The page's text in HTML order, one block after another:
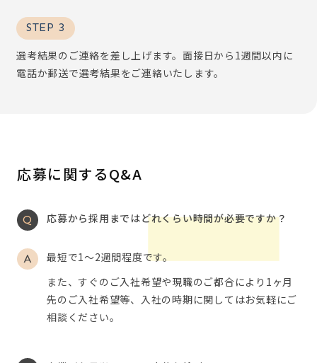
STEP 3
選考結果のご連絡を差し上げます。面接日から1週間以内に
電話か郵送で選考結果をご連絡いたします。
応募に関するQ&A
応募から採用まではどれくらい時間が必要ですか？
最短で1～2週間程度です。
また、すぐのご入社希望や現職のご都合により1ヶ月
先のご入社希望等、入社の時期に関してはお気軽にご
相談ください。